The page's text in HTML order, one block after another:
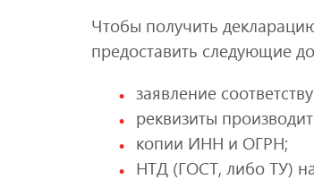
Чтобы получить
предоставить следующие
заявление
реквизиты
копии ИНН и ОГРН;
НТД (ГОСТ, либо ТУ)